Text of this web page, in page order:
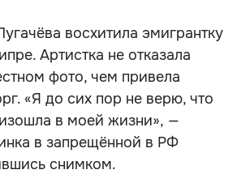
восхитила эмигрантку
Артистка не отказала
фото, чем привела
«Я до сих пор не верю, что
в моей жизни», —
в запрещённой в РФ
снимком.